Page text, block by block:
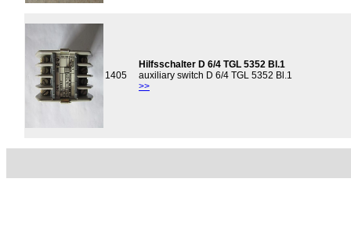
1405
Hilfsschalter D 6/4 TGL 5352 Bl.1
auxiliary switch D 6/4 TGL 5352 Bl.1
>>